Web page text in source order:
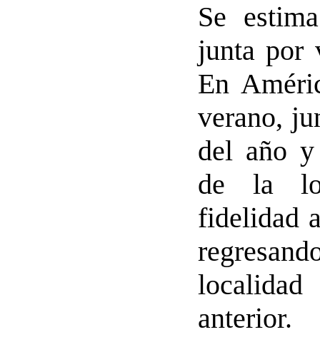
Se
junta por
En
verano,
del año y
de la
fidelidad
anterior.